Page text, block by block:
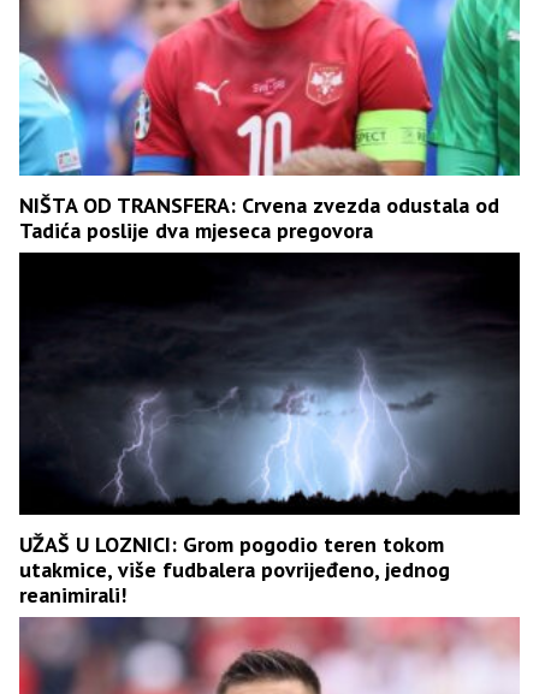
NIŠTA OD TRANSFERA: Crvena zvezda odustala od
Tadića poslije dva mjeseca pregovora
UŽAŠ U LOZNICI: Grom pogodio teren tokom
utakmice, više fudbalera povrijeđeno, jednog
reanimirali!